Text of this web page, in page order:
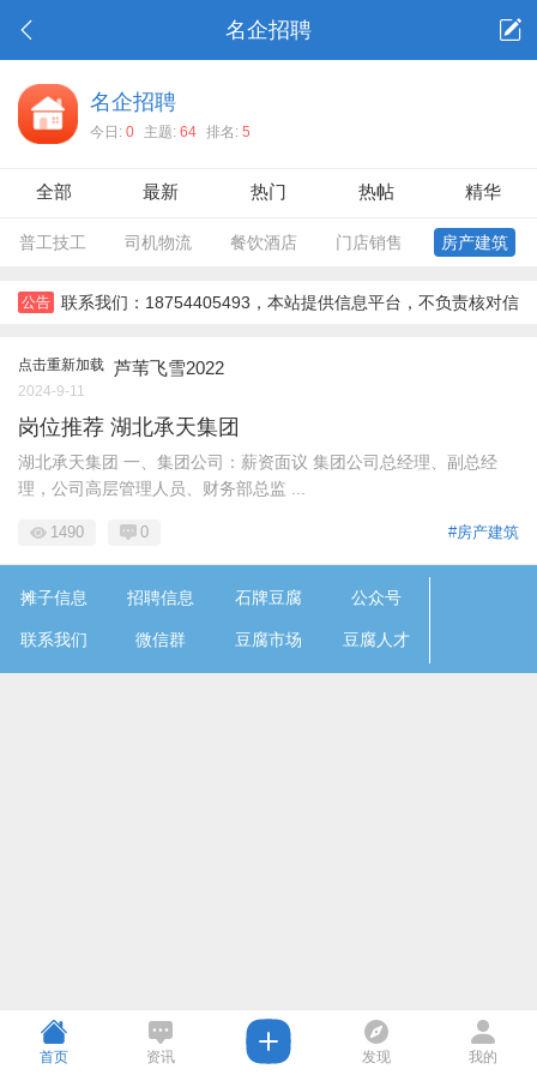
名企招聘
名企招聘
今日: 0 主题: 64 排名: 5
全部 最新 热门 热帖 精华
普工技工 司机物流 餐饮酒店 门店销售 房产建筑
公告 联系我们：18754405493，本站提供信息平台，不负责核对信
点击重新加载 芦苇飞雪2022
2024-9-11
岗位推荐 湖北承天集团
湖北承天集团 一、集团公司：薪资面议 集团公司总经理、副总经
理，公司高层管理人员、财务部总监 ...
#房产建筑
1490 0
摊子信息 招聘信息 石牌豆腐 公众号
联系我们 微信群 豆腐市场 豆腐人才
首页 资讯 发现 我的